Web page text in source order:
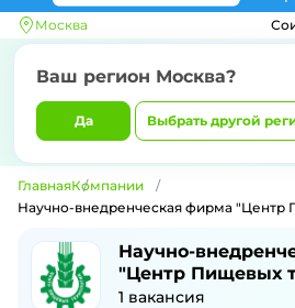
Москва
Ваш регион Москва?
Да Выбрать другой
ГлавнаяКомпании
Научно-внедренческая фирма "Центр
Научно-
"Центр Пищевых
1 вакансия